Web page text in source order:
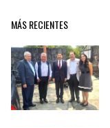
MÁS RECIENTES